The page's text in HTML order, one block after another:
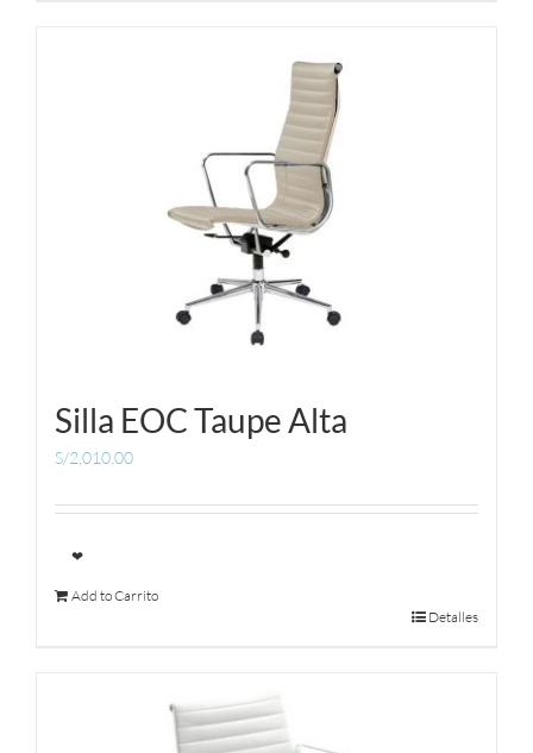
Silla EOC Taupe Alta
S/2,010.00
❤
Add to Carrito
Detalles